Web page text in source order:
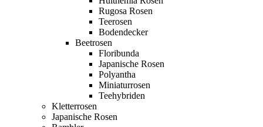
Rugosa Rosen
Teerosen
Bodendecker
Beetrosen
Floribunda
Japanische Rosen
Polyantha
Miniaturrosen
Teehybriden
Kletterrosen
Japanische Rosen